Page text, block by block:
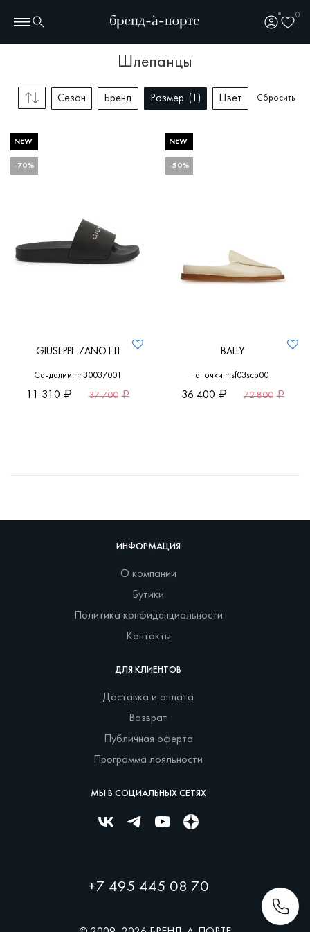
0
шлепанцы
Сезон Бренд Размер 1 Цвет Сбросить
NEW
-70%
GIUSEPPE ZANOTTI
Сандалии rm30037001
11 310 37 700
NEW
-50%
BALLY
Тапочки msf03scp001
36 400 72 800
ИНФОРМАЦИЯ
О компании
Бутики
Политика конфиденциальности
Контакты
ДЛЯ КЛИЕНТОВ
Доставка и оплата
Возврат
Публичная оферта
Программа лояльности
МЫ В СОЦИАЛЬНЫХ СЕТЯХ
+7 495 445 08 70